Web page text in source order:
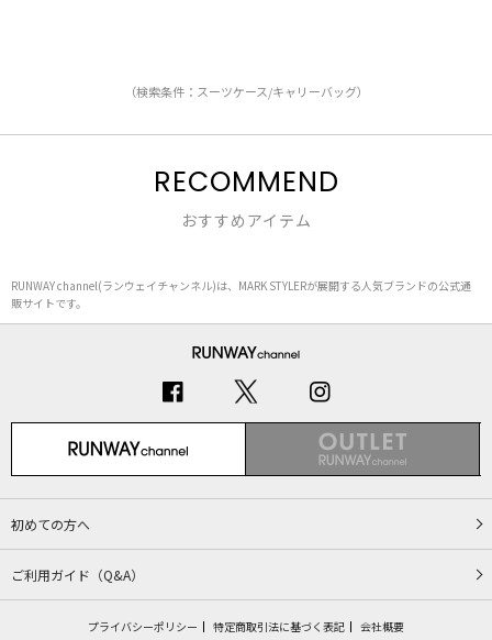
（検索条件：スーツケース/キャリーバッグ）
RECOMMEND
おすすめアイテム
RUNWAY channel(ランウェイチャンネル)は、MARK STYLERが展開する人気ブランドの公式通
販サイトです。
初めての方へ
ご利用ガイド（Q&A）
プライバシーポリシー 特定商取引法に基づく表記 会社概要